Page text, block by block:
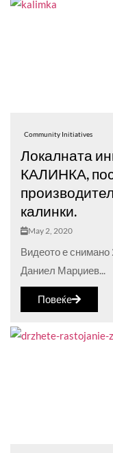
Community Initiatives
Локалната
КАЛИНКА,
калинки.
May 2, 2020
Видеото е
Даниел Марџиев...
Повеќе